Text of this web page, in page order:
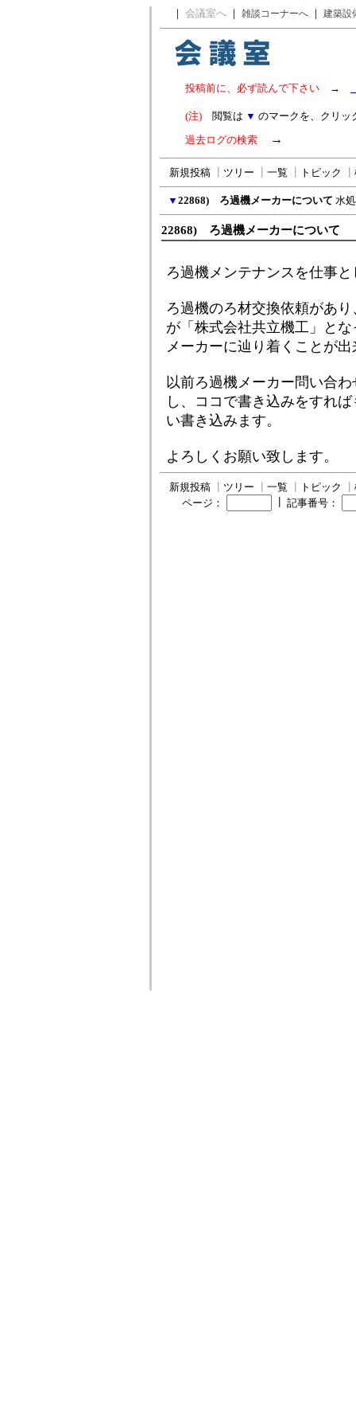
｜ 会議室へ ｜ 雑談コーナーへ ｜ 建築設
投稿前に、必ず読んで下さい →
(注) 閲覧は ▼ のマークを、クリッ
過去ログの検索 →
新規投稿 ツリー 一覧 トピック
▼ 22868) ろ過機メーカーについて 水
22868) ろ過機メーカーについて
ろ過機メンテナンスを仕事
ろ過機のろ材交換依頼があ
が「株式会社共立機工」と
メーカーに辿り着くことが
以前ろ過機メーカー問い合
し、ココで書き込みをすれ
い書き込みます。
よろしくお願い致します。
新規投稿 ツリー 一覧 トピック
ページ：
記事番号：